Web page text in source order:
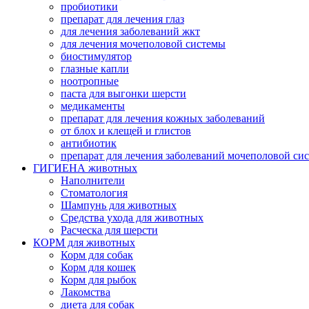
пробиотики
препарат для лечения глаз
для лечения заболеваний жкт
для лечения мочеполовой системы
биостимулятор
глазные капли
ноотропные
паста для выгонки шерсти
медикаменты
препарат для лечения кожных заболеваний
от блох и клещей и глистов
антибиотик
препарат для лечения заболеваний мочеполовой
ГИГИЕНА животных
Наполнители
Cтоматология
Шампунь для животных
Cредства ухода для животных
Расческа для шерсти
КОРМ для животных
Корм для собак
Корм для кошек
Корм для рыбок
Лакомства
диета для собак